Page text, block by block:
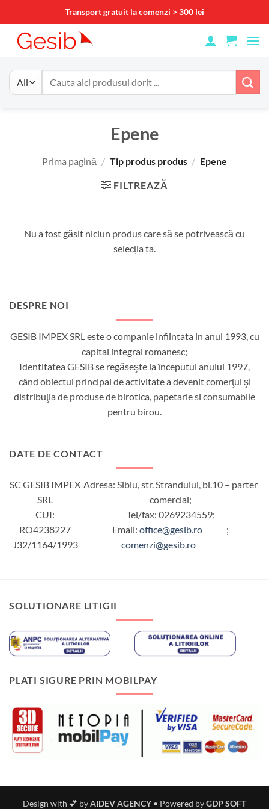
to
content
Transport gratuit la comenzi > 300 lei
Epene
Prima pagină / Tip produs produs / Epene
FILTREAZĂ
Nu a fost găsit niciun produs care să se potrivească cu
selecția ta.
DESPRE NOI
GESIB IMPEX SRL este o companie infiintata in anul 1993, cu
capital integral romanesc;
Identitatea GESIB se regăseşte la începutul anului 1997,
când obiectul principal de activitate a devenit comerţul şi
distribuţia de produse de birotica, papetarie si consumabile
pentru birou.
DATE DE CONTACT
SC GESIB IMPEX
SRL
CUI:
RO4238227
J32/1164/1993
Adresa: Sibiu, str. Strandului, bl.10 – parter
comercial;
Tel/fax: 0269234559;
Email:office@gesib.ro
;
comenzi@gesib.ro
SOLUTIONARE LITIGII
PLATI SIGURE PRIN MOBILPAY
Design with 💕 byAIDEV AGENCY • Powered byGDP SOFT